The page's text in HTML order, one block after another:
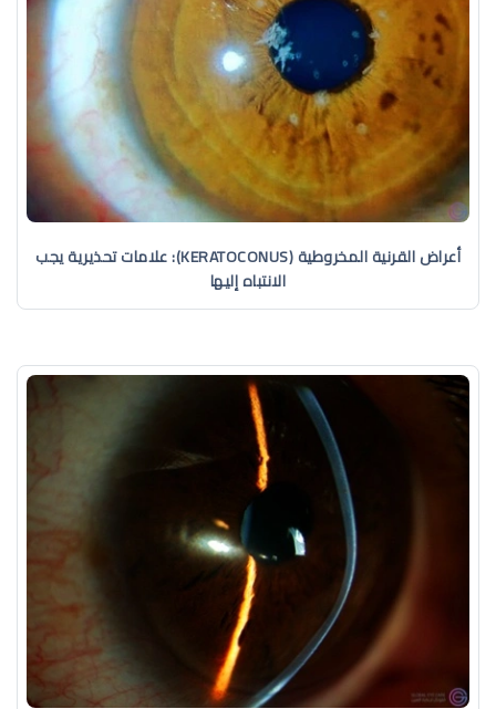
أعراض القرنية المخروطية (KERATOCONUS): علامات تحذيرية يجب
الانتباه إليها